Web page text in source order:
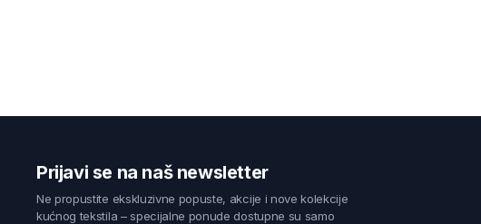
Prijavi se na naš newsletter
Ne propustite ekskluzivne popuste, akcije i nove kolekcije
kućnog tekstila – specijalne ponude dostupne su samo